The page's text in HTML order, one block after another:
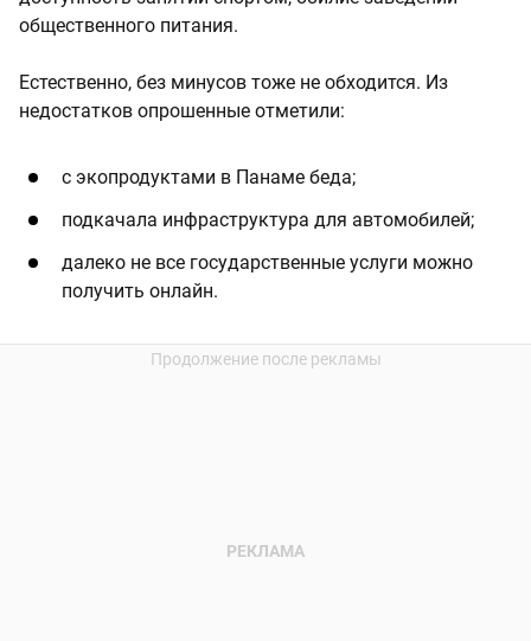
общественного питания.
Естественно, без минусов тоже не обходится. Из
недостатков опрошенные отметили:
с экопродуктами в Панаме беда;
подкачала инфраструктура для автомобилей;
далеко не все государственные услуги можно
получить онлайн.